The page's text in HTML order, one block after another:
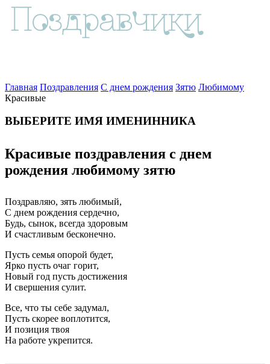
Главная Поздравления С днем рождения Зятю Любимому
Красивые
ВЫБЕРИТЕ ИМЯ ИМЕНИННИКА
Красивые поздравления с днем
рождения любимому зятю
Поздравляю, зять любимый,
С днем рождения сердечно,
Будь, сынок, всегда здоровым
И счастливым бесконечно.
Пусть семья опорой будет,
Ярко пусть очаг горит,
Новый год пусть достижения
И свершения сулит.
Все, что ты себе задумал,
Пусть скорее воплотится,
И позиция твоя
На работе укрепится.